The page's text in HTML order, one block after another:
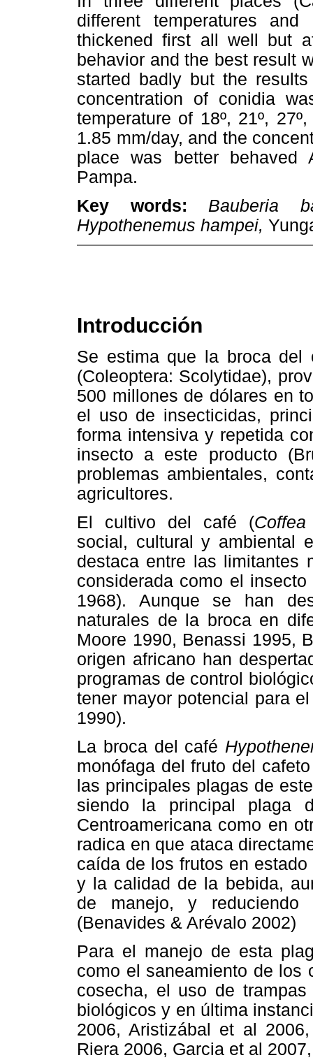
different temperatures
thickened first all well but
behavior and the best result
started badly but the
concentration of conidia
temperature of 18º, 21º,
1.85 mm/day, and the
place was better behaved
Pampa.
Key words:
Bauberia
Hypothenemus hampei,
Introducción
Se estima que la broca
(Coleoptera: Scolytidae),
500 millones de dólares en
el uso de insecticidas,
forma intensiva y repetida
insecto a este producto
problemas ambientales,
agricultores.
El cultivo del café (
social, cultural y ambiental
destaca entre las limitantes
considerada como el
1968). Aunque se han
naturales de la broca en
Moore 1990, Benassi 1995,
origen africano han
programas de control
tener mayor potencial para
1990).
La broca del café
monófaga del fruto del
las principales plagas de
siendo la principal plaga
Centroamericana como en
radica en que ataca
caída de los frutos en
y la calidad de la bebida,
de manejo, y
(Benavides & Arévalo 2002)
Para el manejo de esta
como el saneamiento de los
cosecha, el uso de
biológicos y en última
2006, Aristizábal et al
Riera 2006, Garcia et al